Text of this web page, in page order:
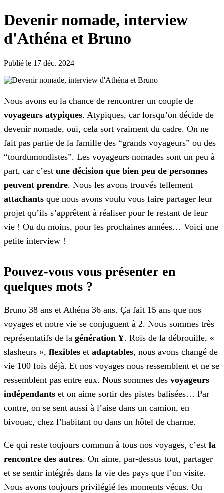
Devenir nomade, interview
d'Athéna et Bruno
Publié le 17 déc. 2024
Nous avons eu la chance de rencontrer un couple de
voyageurs atypiques. Atypiques, car lorsqu’on décide de
devenir nomade, oui, cela sort vraiment du cadre. On ne
fait pas partie de la famille des “grands voyageurs” ou des
“tourdumondistes”. Les voyageurs nomades sont un peu à
part, car c’est une décision que bien peu de personnes
peuvent prendre. Nous les avons trouvés tellement
attachants que nous avons voulu vous faire partager leur
projet qu’ils s’apprêtent à réaliser pour le restant de leur
vie ! Ou du moins, pour les prochaines années… Voici une
petite interview !
Pouvez-vous vous présenter en
quelques mots ?
Bruno 38 ans et Athéna 36 ans. Ça fait 15 ans que nos
voyages et notre vie se conjuguent à 2. Nous sommes très
représentatifs de la génération Y. Rois de la débrouille, «
slasheurs », flexibles et adaptables, nous avons changé de
vie 100 fois déjà. Et nos voyages nous ressemblent et ne se
ressemblent pas entre eux. Nous sommes des voyageurs
indépendants et on aime sortir des pistes balisées… Par
contre, on se sent aussi à l’aise dans un camion, en
bivouac, chez l’habitant ou dans un hôtel de charme.
Ce qui reste toujours commun à tous nos voyages, c’est la
rencontre des autres. On aime, par-dessus tout, partager
et se sentir intégrés dans la vie des pays que l’on visite.
Nous avons toujours privilégié les moments vécus. On